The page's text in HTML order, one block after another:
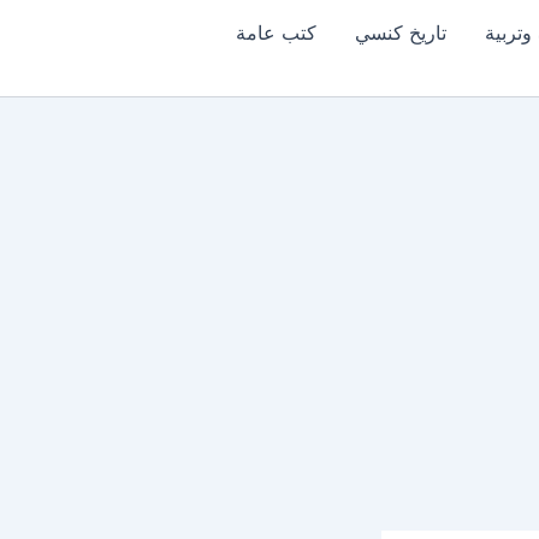
تاريخ كنسي
كتب عامة